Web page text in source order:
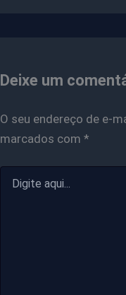
Deixe um
O seu endereço de e-
marcados com *
aqui...